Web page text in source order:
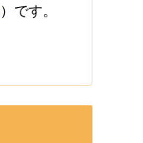
）です。